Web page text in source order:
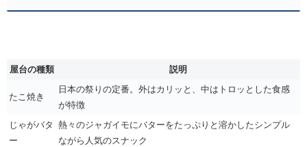
屋台の種類 説明
たこ焼き
日本の祭りの定番。外はカリッと、中はトロッとした食感
が特徴
じゃがバタ
ー
熱々のジャガイモにバターをたっぷりと溶かしたシンプル
ながら人気のスナック